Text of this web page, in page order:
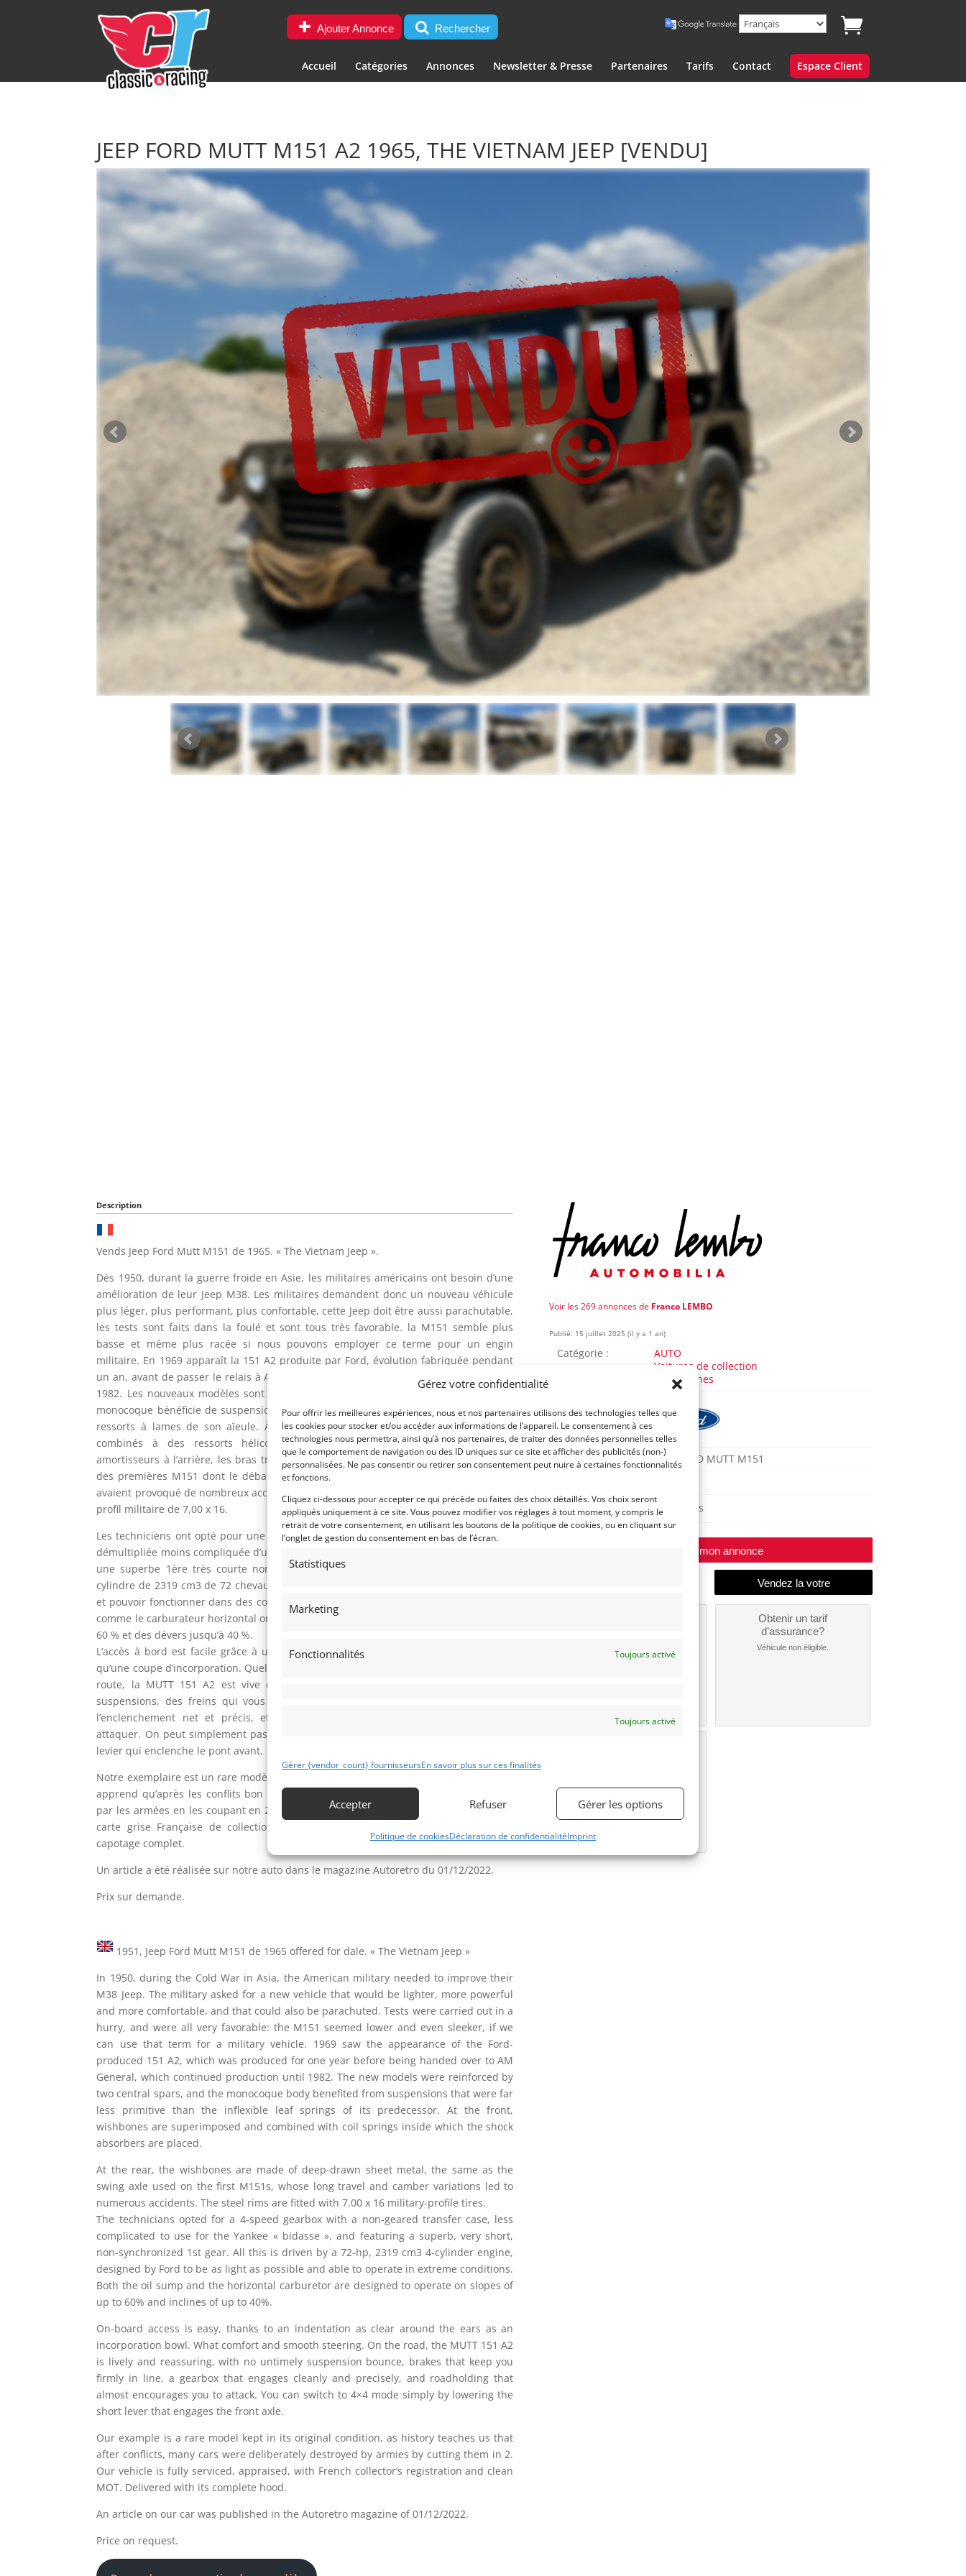
Gérez votre confidentialité
Pour offrir les meilleures expériences, nous et nos partenaires utilisons des technologies telles que
les cookies pour stocker et/ou accéder aux informations de l’appareil. Le consentement à ces
technologies nous permettra, ainsi qu’à nos partenaires, de traiter des données personnelles telles
que le comportement de navigation ou des ID uniques sur ce site et afficher des publicités (non-)
personnalisées. Ne pas consentir ou retirer son consentement peut nuire à certaines fonctionnalités
et fonctions.
Cliquez ci-dessous pour accepter ce qui précède ou faites des choix détaillés. Vos choix seront
appliqués uniquement à ce site. Vous pouvez modifier vos réglages à tout moment, y compris le
retrait de votre consentement, en utilisant les boutons de la politique de cookies, ou en cliquant sur
l’onglet de gestion du consentement en bas de l’écran.
Statistiques
Marketing
Fonctionnalités Toujours activé
Toujours activé
Gérer {vendor_count} fournisseursEn savoir plus sur ces finalités
Accepter Refuser Gérer les options
Politique de cookiesDéclaration de confidentialitéImprint
Ajouter Annonce Rechercher
Accueil Catégories Annonces Newsletter & Presse Partenaires Tarifs Contact Espace Client
JEEP FORD MUTT M151 A2 1965, THE VIETNAM JEEP [VENDU]
Description
Vends Jeep Ford Mutt M151 de 1965. « The Vietnam Jeep ».
Dès 1950, durant la guerre froide en Asie, les militaires américains ont besoin d’une
amélioration de leur Jeep M38. Les militaires demandent donc un nouveau véhicule
plus léger, plus performant, plus confortable, cette Jeep doit être aussi parachutable,
les tests sont faits dans la foulé et sont tous très favorable. la M151 semble plus
basse et même plus racée si nous pouvons employer ce terme pour un engin
militaire. En 1969 apparaît la 151 A2 produite par Ford, évolution fabriquée pendant
un an, avant de passer le relais à AM General qui en poursuit la production jusqu’en
1982. Les nouveaux modèles sont renforcés par deux longerons centraux, la caisse
monocoque bénéficie de suspensions nettement moins primitives que les inflexibles
ressorts à lames de son aïeule. À l’avant, les bras triangulés sont superposés et
combinés à des ressorts hélicoïdaux à l’intérieur desquels sont placés les
amortisseurs à l’arrière, les bras triangulés sont en tôles emboutie, l’essieu oscillant
des premières M151 dont le débattement important et les variations de carrossage
avaient provoqué de nombreux accidents. Les jantes acier sont chaussées de pneus à
profil militaire de 7,00 x 16.
Les techniciens ont opté pour une boîte à 4-vitesses avec une boite de transfert non
démultipliée moins compliquée d’utilisation pour le « bidasse » yankee, elle comporte
une superbe 1ère très courte non synchronisée. Tout cela est entrainé par un 4-
cylindre de 2319 cm3 de 72 chevaux, étudié par Ford pour être le plus léger possible
et pouvoir fonctionner dans des conditions extrêmes. Ainsi pour le carter d’huile tout
comme le carburateur horizontal ont été prévus pour fonctionner dans des pentes de
60 % et des dévers jusqu’à 40 %.
L’accès à bord est facile grâce à une échancrure aussi dégagée autour des oreilles
qu’une coupe d’incorporation. Quel confort et quelle douceur dans la direction. Sur la
route, la MUTT 151 A2 est vive et rassurante, pas de rebonds intempestifs des
suspensions, des freins qui vous gardent bien en ligne, une boîte de vitesses à
l’enclenchement net et précis, et une tenue de route qui inciterait presque à
attaquer. On peut simplement passer en mode 4×4 en baissant simplement le court
levier qui enclenche le pont avant.
Notre exemplaire est un rare modèle conserver dans son état d’origine, l’histoire nous
apprend qu’après les conflits bon nombre d’autos ont étés détruites volontairement
par les armées en les coupant en 2, notre véhicule est entièrement révisé, expertisé,
carte grise Française de collection et contrôle technique vierge. Livrée avec son
capotage complet.
Un article a été réalisée sur notre auto dans le magazine Autoretro du 01/12/2022.
Prix sur demande.
1951, Jeep Ford Mutt M151 de 1965 offered for dale. « The Vietnam Jeep »
In 1950, during the Cold War in Asia, the American military needed to improve their
M38 Jeep. The military asked for a new vehicle that would be lighter, more powerful
and more comfortable, and that could also be parachuted. Tests were carried out in a
hurry, and were all very favorable: the M151 seemed lower and even sleeker, if we
can use that term for a military vehicle. 1969 saw the appearance of the Ford-
produced 151 A2, which was produced for one year before being handed over to AM
General, which continued production until 1982. The new models were reinforced by
two central spars, and the monocoque body benefited from suspensions that were far
less primitive than the inflexible leaf springs of its predecessor. At the front,
wishbones are superimposed and combined with coil springs inside which the shock
absorbers are placed.
At the rear, the wishbones are made of deep-drawn sheet metal, the same as the
swing axle used on the first M151s, whose long travel and camber variations led to
numerous accidents. The steel rims are fitted with 7.00 x 16 military-profile tires.
The technicians opted for a 4-speed gearbox with a non-geared transfer case, less
complicated to use for the Yankee « bidasse », and featuring a superb, very short,
non-synchronized 1st gear. All this is driven by a 72-hp, 2319 cm3 4-cylinder engine,
designed by Ford to be as light as possible and able to operate in extreme conditions.
Both the oil sump and the horizontal carburetor are designed to operate on slopes of
up to 60% and inclines of up to 40%.
On-board access is easy, thanks to an indentation as clear around the ears as an
incorporation bowl. What comfort and smooth steering. On the road, the MUTT 151 A2
is lively and reassuring, with no untimely suspension bounce, brakes that keep you
firmly in line, a gearbox that engages cleanly and precisely, and roadholding that
almost encourages you to attack. You can switch to 4×4 mode simply by lowering the
short lever that engages the front axle.
Our example is a rare model kept in its original condition, as history teaches us that
after conflicts, many cars were deliberately destroyed by armies by cutting them in 2.
Our vehicle is fully serviced, appraised, with French collector’s registration and clean
MOT. Delivered with its complete hood.
An article on our car was published in the Autoretro magazine of 01/12/2022.
Price on request.
Voir les 269 annonces de Franco LEMBO
Publié: 15 juillet 2025 (il y a 1 an)
Catégorie :
AUTO
Voitures de collection
Américaines
Modèle :
JEEP FORD MUTT M151
Lieu :
Reims
Modifier mon annonce
Obtenir un tarif
d’assurance?
Véhicule non éligible.